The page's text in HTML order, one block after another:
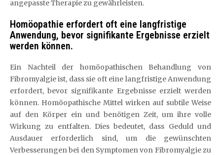
angepasste Therapie zu gewährleisten.
Homöopathie erfordert oft eine langfristige
Anwendung, bevor signifikante Ergebnisse erzielt
werden können.
Ein Nachteil der homöopathischen Behandlung von
Fibromyalgie ist, dass sie oft eine langfristige Anwendung
erfordert, bevor signifikante Ergebnisse erzielt werden
können. Homöopathische Mittel wirken auf subtile Weise
auf den Körper ein und benötigen Zeit, um ihre volle
Wirkung zu entfalten. Dies bedeutet, dass Geduld und
Ausdauer erforderlich sind, um die gewünschten
Verbesserungen bei den Symptomen von Fibromyalgie zu